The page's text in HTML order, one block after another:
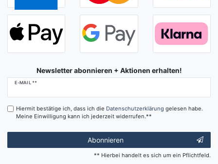
Newsletter abonnieren + Aktionen erhalten!
E-MAIL **
Newsletter
Hiermit bestätige ich, dass ich die Daten­schutz­erklärung gelesen habe.
Meine Einwilligung kann ich jederzeit widerrufen.**
Abonnieren
** Hierbei handelt es sich um ein Pflichtfeld.